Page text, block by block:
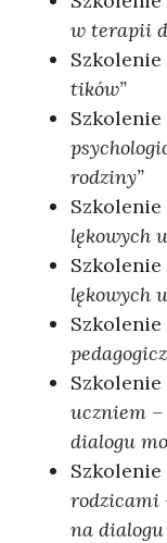
w terapii
tików”
Szkolenie
rodziny”
Szkolenie
lękowych
Szkolenie
lękowych
Szkolenie
Szkolenie
uczniem
dialogu
Szkolenie
rodzicami
na